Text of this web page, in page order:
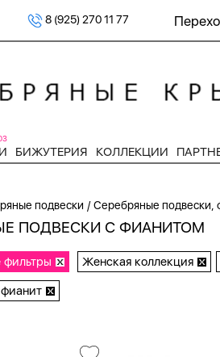
8 (925) 270 11 77
БИЖУТЕРИЯ КОЛЛЕКЦИИ
подвески /Серебряные подвески,
ПОДВЕСКИ С ФИАНИТОМ
фильтры Женская коллекция
фианит